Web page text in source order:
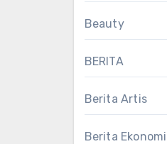
Beauty
BERITA
Berita Artis
Berita Ekonomi